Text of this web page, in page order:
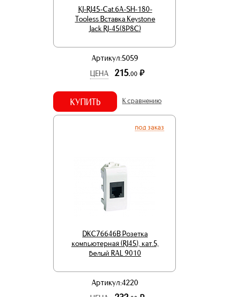
KJ-RJ45-Cat.6A-SH-180-
Tooless Вставка Keystone
Jack RJ-45(8P8C)
Артикул:5059
ЦЕНА
215.00 р.
КУПИТЬ К сравнению
под заказ
DKC76646B Розетка
компьютерная (RJ45), кат.5,
белый RAL 9010
Артикул:4220